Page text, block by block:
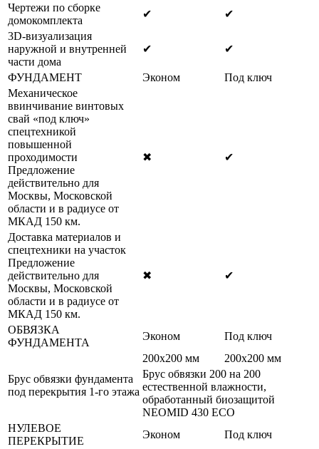
Чертежи по сборке
домокомплекта
✔
✔
3D-визуализация
наружной и внутренней
части дома
✔ ✔
ФУНДАМЕНТ Эконом
Под ключ
Механическое
ввинчивание винтовых
свай «под ключ»
спецтехникой
повышенной
проходимости
Предложение
действительно для
Москвы, Московской
области и в радиусе от
МКАД 150 км.
✖ ✔
Доставка материалов и
спецтехники на участок
Предложение
действительно для
Москвы, Московской
области и в радиусе от
МКАД 150 км.
✖ ✔
ОБВЯЗКА
ФУНДАМЕНТА
Эконом Под ключ
Брус обвязки фундамента
под перекрытия 1-го этажа
200х200 мм
200х200 мм
Брус обвязки 200 на 200
естественной влажности,
обработанный биозащитой
NEOMID 430 ЕСО
НУЛЕВОЕ
ПЕРЕКРЫТИЕ
Эконом
Под ключ